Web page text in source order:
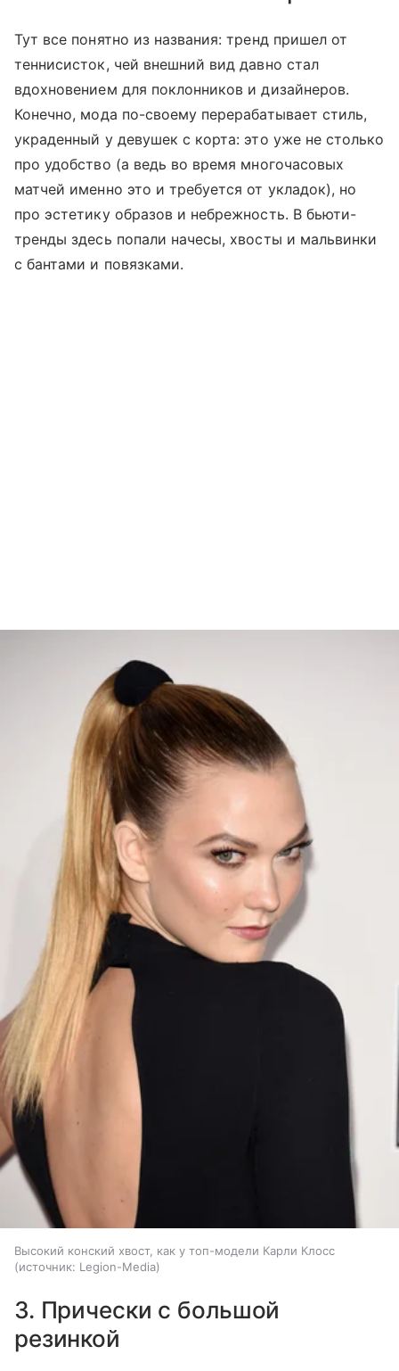
Тут все понятно из названия: тренд пришел от
теннисисток, чей внешний вид давно стал
вдохновением для поклонников и дизайнеров.
Конечно, мода по-своему перерабатывает стиль,
украденный у девушек с корта: это уже не столько
про удобство (а ведь во время многочасовых
матчей именно это и требуется от укладок), но
про эстетику образов и небрежность. В бьюти-
тренды здесь попали начесы, хвосты и мальвинки
с бантами и повязками.
Высокий конский хвост, как у топ-модели Карли Клосс
источник: Legion-Media
3. Прически с большой
резинкой